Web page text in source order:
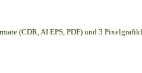
(CDR, AI EPS, PDF) und 3